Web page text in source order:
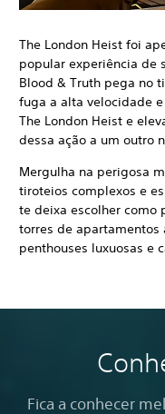
The London Heist foi
popular experiência de
Blood & Truth pega no
fuga a alta velocidade
The London Heist e
dessa ação a um outro
Mergulha na perigosa
tiroteios complexos e
te deixa escolher como
torres de apartamentos
penthouses luxuosas e
Fica a conhecer